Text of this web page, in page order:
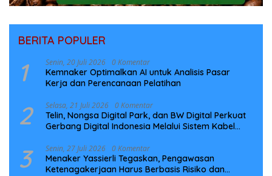
BERITA POPULER
1 Senin, 20 Juli 2026 0 Komentar
Kemnaker Optimalkan AI untuk Analisis Pasar
Kerja dan Perencanaan Pelatihan
2 Selasa, 21 Juli 2026 0 Komentar
Telin, Nongsa Digital Park, dan BW Digital Perkuat
Gerbang Digital Indonesia Melalui Sistem Kabel
3 Senin, 27 Juli 2026 0 Komentar
Menaker Yassierli Tegaskan, Pengawasan
Ketenagakerjaan Harus Berbasis Risiko dan